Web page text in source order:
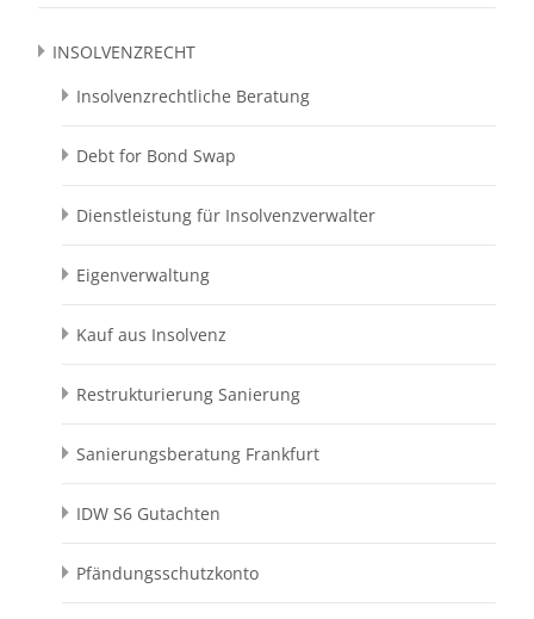
INSOLVENZRECHT
Insolvenzrechtliche Beratung
Debt for Bond Swap
Dienstleistung für Insolvenzverwalter
Eigenverwaltung
Kauf aus Insolvenz
Restrukturierung Sanierung
Sanierungsberatung Frankfurt
IDW S6 Gutachten
Pfändungsschutzkonto